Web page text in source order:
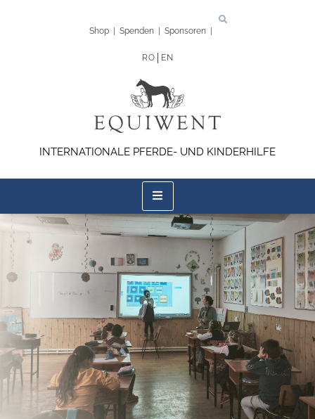
Shop Spenden Sponsoren
INTERNATIONALE PFERDE- UND KINDERHILFE
RO EN